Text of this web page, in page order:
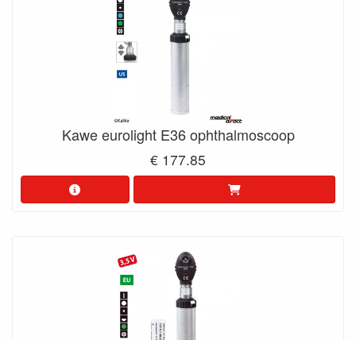
Kawe eurolight E36 ophthalmoscoop
€ 177.85